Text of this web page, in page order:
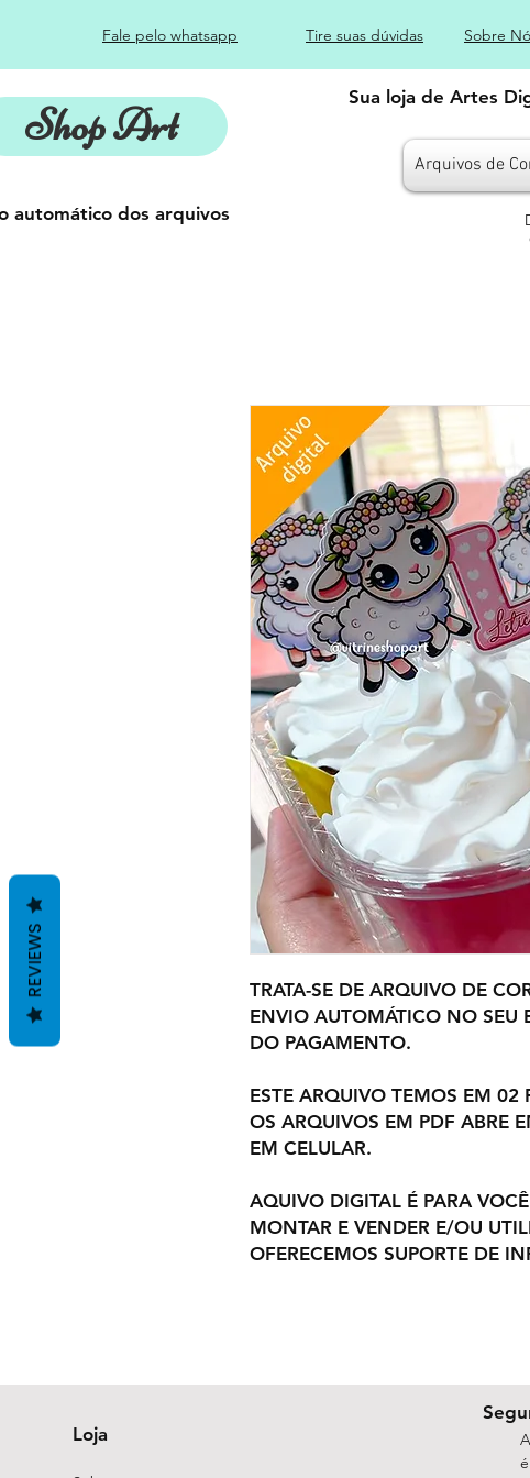
Fale pelo whatsapp Tire suas dúvidas Sobre
Shop Art
Sua loja de Artes
Arquivos de
automático dos arquivos
TRATA-SE DE ARQUIVO DE
ENVIO AUTOMÁTICO NO SEU
DO PAGAMENTO.
ESTE ARQUIVO TEMOS EM 02
OS ARQUIVOS EM PDF ABRE
EM CELULAR.
AQUIVO DIGITAL É PARA
MONTAR E VENDER E/OU
OFERECEMOS SUPORTE DE
Loja
REVIEWS